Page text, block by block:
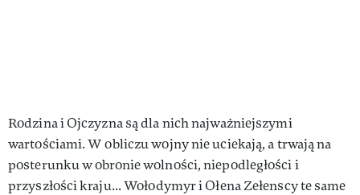
Rodzina i Ojczyzna są dla nich najważniejszymi
wartościami. W obliczu wojny nie uciekają, a trwają na
posterunku w obronie wolności, niepodległości i
przyszłości kraju... Wołodymyr i Ołena Zełenscy te same